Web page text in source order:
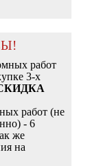
работ
3-х
работ (не
- 6
же
на